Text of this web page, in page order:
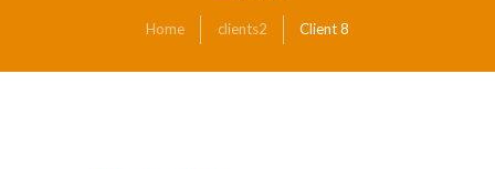
Home clients2 Client 8